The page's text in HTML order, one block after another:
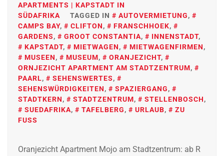
APARTMENTS | KAPSTADT IN
SÜDAFRIKA
TAGGED IN AUTOVERMIETUNG,
CAMPS BAY, CLIFTON, FRANSCHHOEK,
GARDENS, GROOT CONSTANTIA, INNENSTADT,
KAPSTADT, MIETWAGEN, MIETWAGENFIRMEN,
MUSEEN, MUSEUM, ORANJEZICHT,
ORNJEZICHT APARTMENT AM STADTZENTRUM,
PAARL, SEHENSWERTES,
SEHENSWÜRDIGKEITEN, SPAZIERGANG,
STADTKERN, STADTZENTRUM, STELLENBOSCH,
SUEDAFRIKA, TAFELBERG, URLAUB,
ZU
FUSS
Oranjezicht Apartment Mojo am Stadtzentrum: ab R